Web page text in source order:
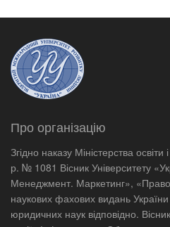
Про організацію
Згідно наказу Міністерства
р. № 1081 Вісник Університету
Менеджмент. Маркетинг»,
наукових фахових видань
юридичних наук відповідно.